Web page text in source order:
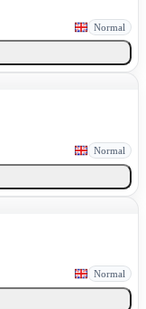
Normal
Normal
Normal